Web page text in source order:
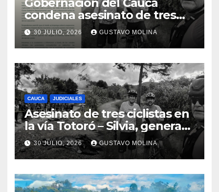
condena asesinato de tres
ciudadanos y exige medidas
urgentes al Gobierno
Nacional
30 JULIO, 2026 GUSTAVO MOLINA
CAUCA JUDICIALES
Asesinato de tres ciclistas en
la vía Totoró – Silvia, genera
consternación en el Cauca
30 JULIO, 2026 GUSTAVO MOLINA